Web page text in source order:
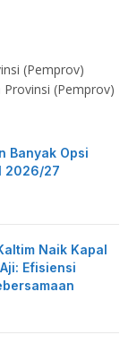
(Pemprov)
(Pemprov)
Banyak Opsi
2026/27
Naik Kapal
Efisiensi